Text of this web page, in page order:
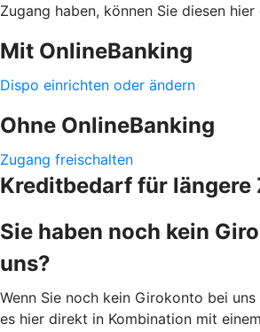
Zugang haben, können Sie diesen
Mit OnlineBanking
Dispo einrichten oder ändern
Ohne OnlineBanking
Zugang freischalten
Kreditbedarf für längere
Sie haben noch kein
uns?
Wenn Sie noch kein Girokonto bei
es hier direkt in Kombination mit